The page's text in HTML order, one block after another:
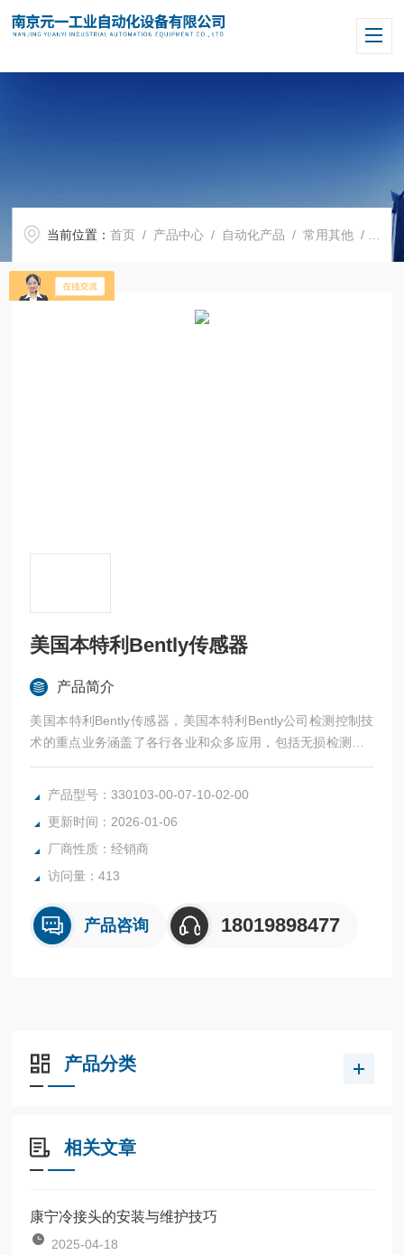
当前位置：首页 / 产品中心 / 自动化产品 /常用其他 / 330103-00-07-10-02-00美国本特利Bently传感器
美国本特利Bently传感器
产品简介
美国本特利Bently传感器，美国本特利Bently公司检测控制技
术的重点业务涵盖了各行各业和众多应用，包括无损检测（N
DT）、传感、资产状态监测、控制和仪表和辐射测量。我们
正不断建立.佳实践并探索未来的解决方案，这一切的努力都
率。
产品型号：330103-00-07-10-02-00
更新时间：2026-01-06
厂商性质：经销商
访问量：413
产品咨询 18019898477
产品分类
相关文章
康宁冷接头的安装与维护技巧
2025-04-18